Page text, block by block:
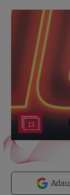
13